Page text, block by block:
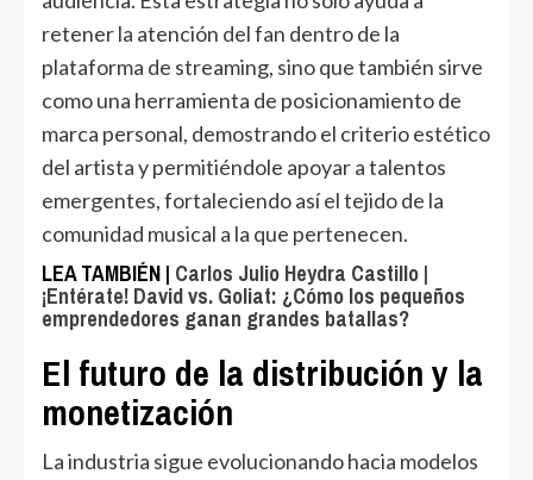
retener la atención del fan dentro de la
plataforma de streaming, sino que también sirve
como una herramienta de posicionamiento de
marca personal, demostrando el criterio estético
del artista y permitiéndole apoyar a talentos
emergentes, fortaleciendo así el tejido de la
comunidad musical a la que pertenecen.
LEA TAMBIÉN | Carlos Julio Heydra Castillo |
¡Entérate! David vs. Goliat: ¿Cómo los pequeños
emprendedores ganan grandes batallas?
El futuro de la distribución y la
monetización
La industria sigue evolucionando hacia modelos